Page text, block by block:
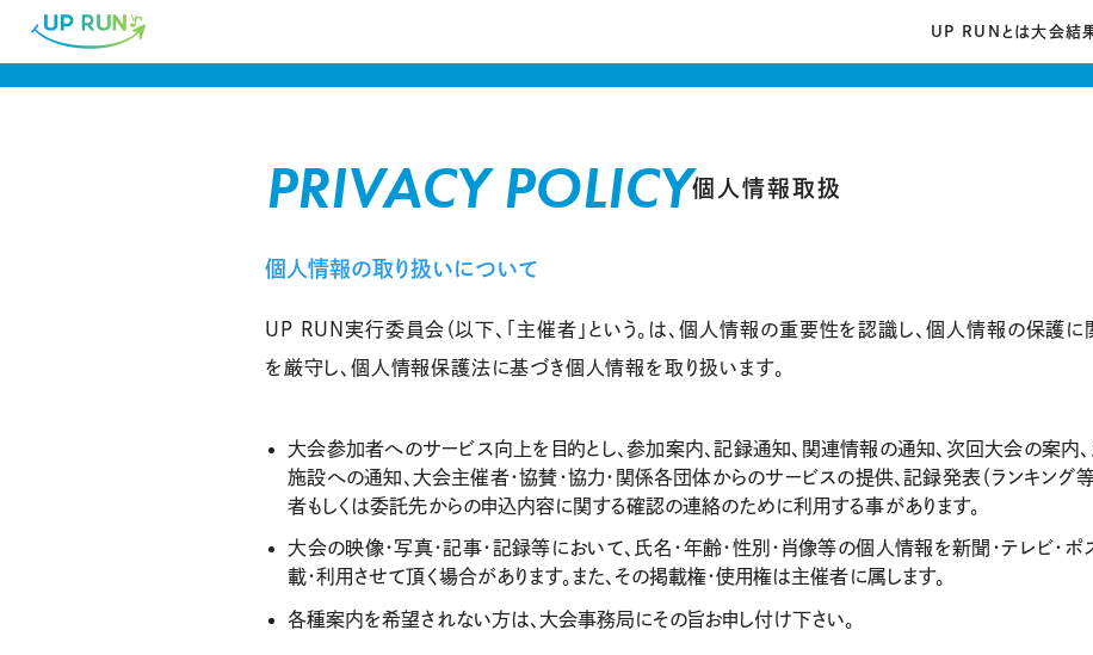
UP RUNとは大会結
PRIVACY POLICY個人情報取扱
個人情報の取り扱いについて
UP RUN実行委員会（以下、「主催者」という。は、個人情報の重要性を認識し、個人情報の保護
を厳守し、個人情報保護法に基づき個人情報を取り扱います。
大会参加者へのサービス向上を目的とし、参加案内、記録通知、関連情報の通知、次回大会の案内
施設への通知、大会主催者・協賛・協力・関係各団体からのサービスの提供、記録発表（ランキング等
者もしくは委託先からの申込内容に関する確認の連絡のために利用する事があります。
大会の映像・写真・記事・記録等において、氏名・年齢・性別・肖像等の個人情報を新聞・テレビ・ポ
載・利用させて頂く場合があります。また、その掲載権・使用権は主催者に属します。
各種案内を希望されない方は、大会事務局にその旨お申し付け下さい。